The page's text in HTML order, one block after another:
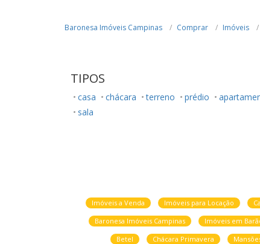
Baronesa Imóveis Campinas Comprar Imóveis
TIPOS
casa chácara terreno prédio
sala
Imóveis a Venda Imóveis para Locação
Baronesa Imóveis Campinas
Imóveis em
Betel
Chácara Primavera